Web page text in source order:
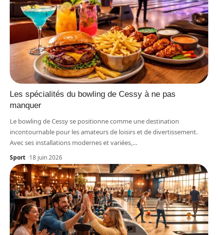
Les spécialités du bowling de Cessy à ne pas
manquer
Le bowling de Cessy se positionne comme une destination
incontournable pour les amateurs de loisirs et de divertissement.
Avec ses installations modernes et variées,…
Sport 18 juin 2026